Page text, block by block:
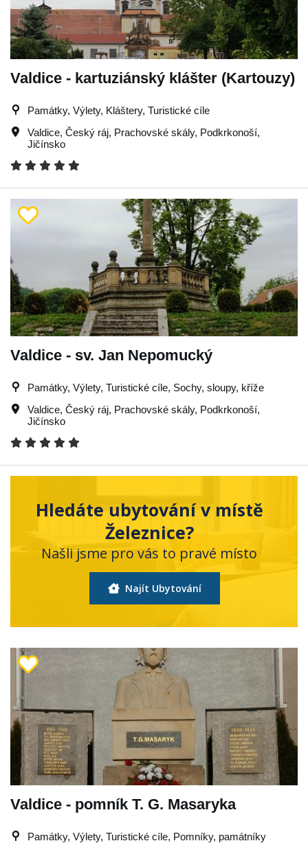
Valdice - kartuziánský klášter (Kartouzy)
Památky, Výlety, Kláštery, Turistické cíle
Valdice, Český ráj, Prachovské skály, Podkrkonoší,
Jičínsko
Valdice - sv. Jan Nepomucký
Památky, Výlety, Turistické cíle, Sochy, sloupy, kříže
Valdice, Český ráj, Prachovské skály, Podkrkonoší,
Jičínsko
Hledáte ubytování v místě
Železnice?
Našli jsme pro vás to pravé místo
Najít Ubytování
Valdice - pomník T. G. Masaryka
Památky, Výlety, Turistické cíle, Pomníky, památníky